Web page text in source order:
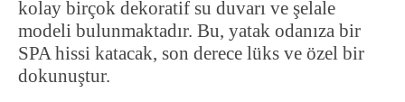
kolay birçok dekoratif su duvarı ve şelale
modeli bulunmaktadır. Bu, yatak odanıza bir
SPA hissi katacak, son derece lüks ve özel bir
dokunuştur.